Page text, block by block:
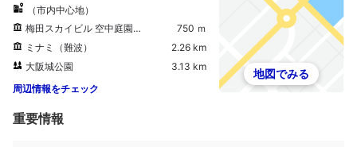
（市内中心地）
梅田スカイビル 空中庭園展望台
750 ｍ
ミナミ（難波）
2.26 km
大阪城公園
3.13 km
周辺情報をチェック
地図でみる
重要情報